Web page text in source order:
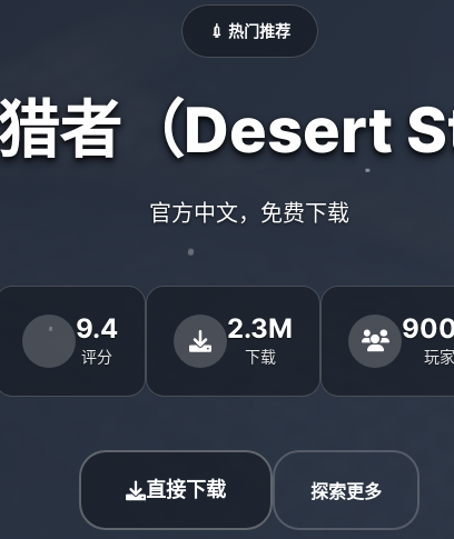
💉 热门推荐
者（Desert
官方中文，免费下载
9.4
评分
2.3M
下载 玩家
直接下载 探索更多